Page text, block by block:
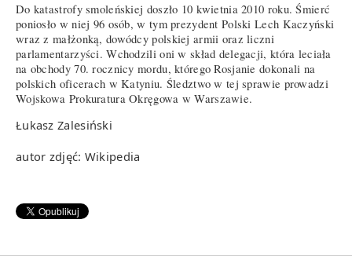
Do katastrofy smoleńskiej doszło 10 kwietnia 2010 roku. Śmierć
poniosło w niej 96 osób, w tym prezydent Polski Lech Kaczyński
wraz z małżonką, dowódcy polskiej armii oraz liczni
parlamentarzyści. Wchodzili oni w skład delegacji, która leciała
na obchody 70. rocznicy mordu, którego Rosjanie dokonali na
polskich oficerach w Katyniu. Śledztwo w tej sprawie prowadzi
Wojskowa Prokuratura Okręgowa w Warszawie.
Łukasz Zalesiński
autor zdjęć: Wikipedia